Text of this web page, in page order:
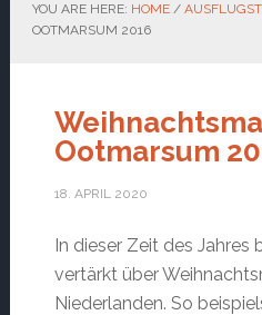
YOU ARE HERE: HOME /
OOTMARSUM 2016
Ootmarsum
18. APRIL 2020
In dieser Zeit des Jahres
vertärkt über
Niederlanden. So